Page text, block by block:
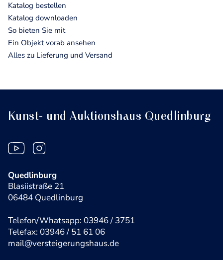
Katalog bestellen
Katalog downloaden
So bieten Sie mit
Ein Objekt vorab ansehen
Alles zu Lieferung und Versand
Kunst- und Auktionshaus Quedlinburg
Quedlinburg
Blasiistraße 21
06484 Quedlinburg
Telefon/Whatsapp: 03946 / 3751
Telefax: 03946 / 51 61 06
mail@versteigerungshaus.de